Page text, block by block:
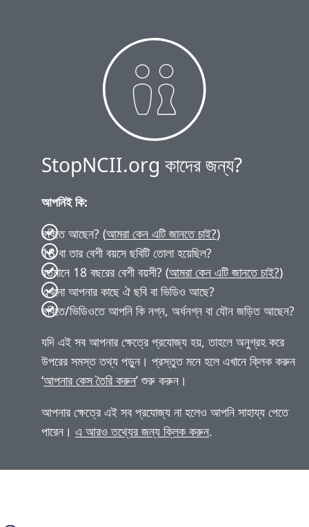
StopNCII.org কাদের জন্য?
আপনিই কি:
ছবিতে আছেন? (আমরা কেন এটি জানতে চাই?)
18 বা তার বেশী বয়সে ছবিটি তোলা হয়েছিল?
বর্তমানে 18 বছরের বেশী বয়সী? (আমরা কেন এটি জানতে চাই?)
এখনো আপনার কাছে ঐ ছবি বা ভিডিও আছে?
ছবিতে/ভিডিওতে আপনি কি নগ্ন, অর্ধনগ্ন বা যৌন জড়িত আছেন?
যদি এই সব আপনার ক্ষেত্রে প্রযোজ্য হয়, তাহলে অনুগ্রহ করে
উপরের সমস্ত তথ্য পড়ুন। প্রস্তুত মনে হলে এখানে ক্লিক করুন
‘আপনার কেস তৈরি করুন’ শুরু করুন।
আপনার ক্ষেত্রে এই সব প্রযোজ্য না হলেও আপনি সাহায্য পেতে
পারেন। এ আরও তথ্যের জন্য ক্লিক করুন.